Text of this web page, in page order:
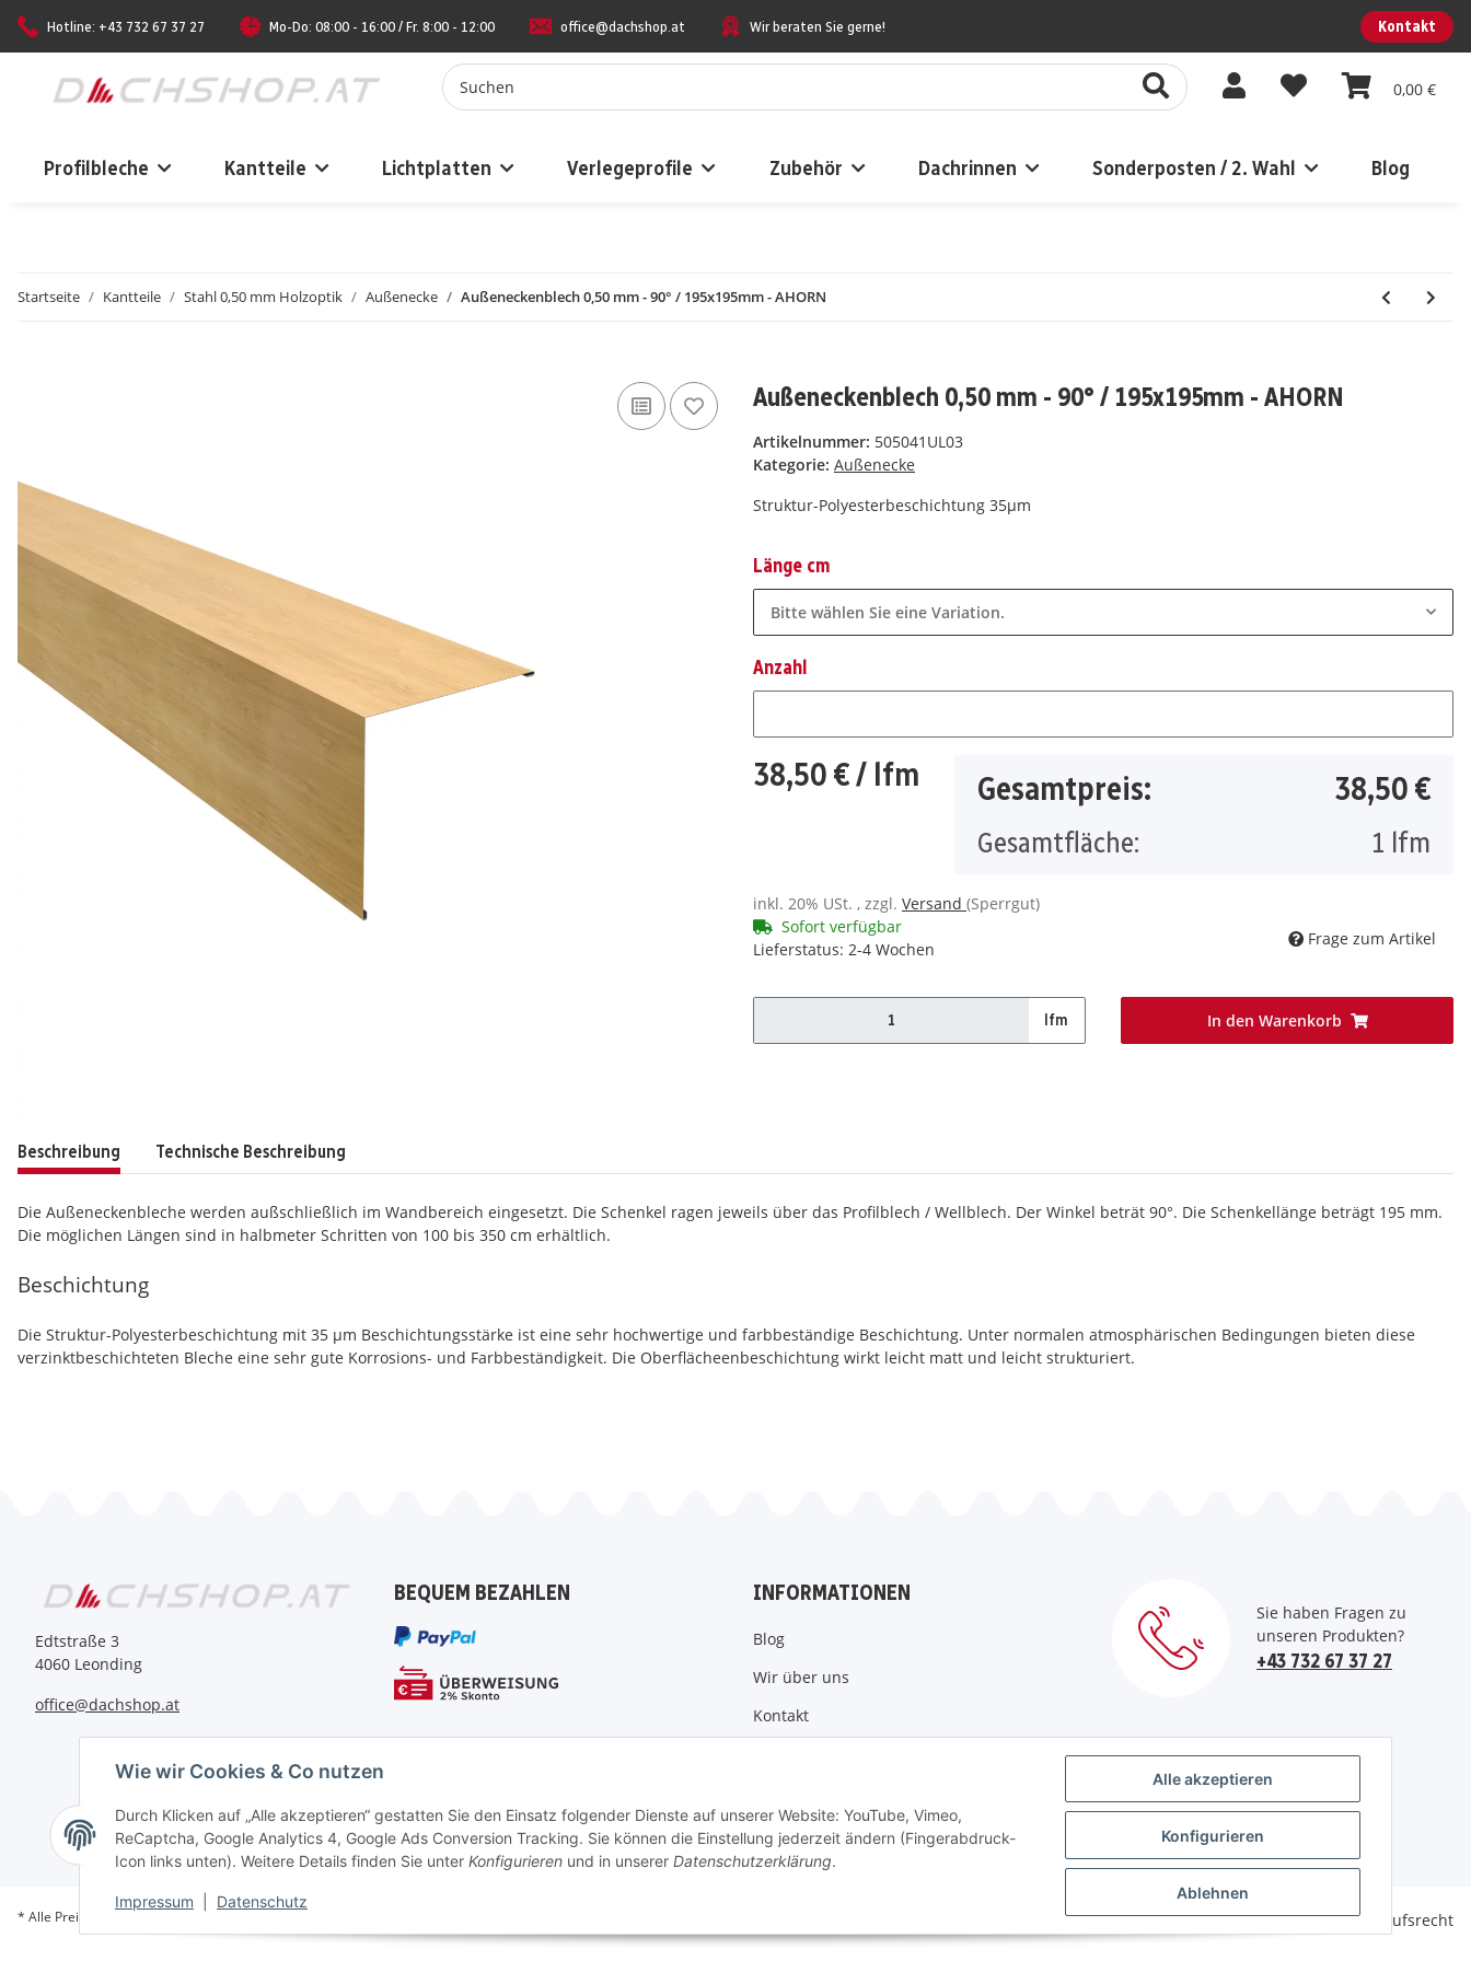
Hotline: +43 732 67 37 27 Mo-Do: 08:00 - 16:00 / Fr. 8:00 - 12:00 office@dachshop.at Wir beraten Sie gerne! Kontakt
0,00 €
Profilbleche Kantteile Lichtplatten Verlegeprofile Zubehör Dachrinnen Sonderposten / 2. Wahl Blog
Startseite Kantteile Stahl 0,50 mm Holzoptik Außenecke Außeneckenblech 0,50 mm - 90° / 195x195mm - AHORN
Außeneckenblech 0,50 mm - 90° / 195x195mm - AHORN
Artikelnummer: 505041UL03
Kategorie: Außenecke
Struktur-Polyesterbeschichtung 35µm
Länge cm
Bitte wählen Sie eine Variation.
Anzahl
38,50 €/ lfm Gesamtpreis: 38,50 €
Gesamtfläche: 1 lfm
inkl. 20% USt. , zzgl. Versand (Sperrgut)
Sofort verfügbar
Lieferstatus: 2-4 Wochen
Frage zum Artikel
lfm In den Warenkorb
Beschreibung Technische Beschreibung
Die Außeneckenbleche werden außschließlich im Wandbereich eingesetzt. Die Schenkel ragen jeweils über das Profilblech / Wellblech. Der Winkel beträt 90°. Die Schenkellänge beträgt 195 mm.
Die möglichen Längen sind in halbmeter Schritten von 100 bis 350 cm erhältlich.
Beschichtung
Die Struktur-Polyesterbeschichtung mit 35 µm Beschichtungsstärke ist eine sehr hochwertige und farbbeständige Beschichtung. Unter normalen atmosphärischen Bedingungen bieten diese
verzinktbeschichteten Bleche eine sehr gute Korrosions- und Farbbeständigkeit. Die Oberflächeenbeschichtung wirkt leicht matt und leicht strukturiert.
Edtstraße 3
4060 Leonding
office@dachshop.at
BEQUEM BEZAHLEN INFORMATIONEN
Blog
Wir über uns
Kontakt
Sie haben Fragen zu
unseren Produkten?
+43 732 67 37 27
* Alle Preise inkl. gesetzlicher USt., zzgl. Datenschutz AGB Sitemap Impressum Widerrufsrecht
Wie wir Cookies & Co nutzen
Durch Klicken auf „Alle akzeptieren“ gestatten Sie den Einsatz folgender Dienste auf unserer Website: YouTube, Vimeo,
ReCaptcha, Google Analytics 4, Google Ads Conversion Tracking. Sie können die Einstellung jederzeit ändern (Fingerabdruck-
Icon links unten). Weitere Details finden Sie unter Konfigurieren und in unserer Datenschutzerklärung.
Impressum Datenschutz
Alle akzeptieren
Konfigurieren
Ablehnen